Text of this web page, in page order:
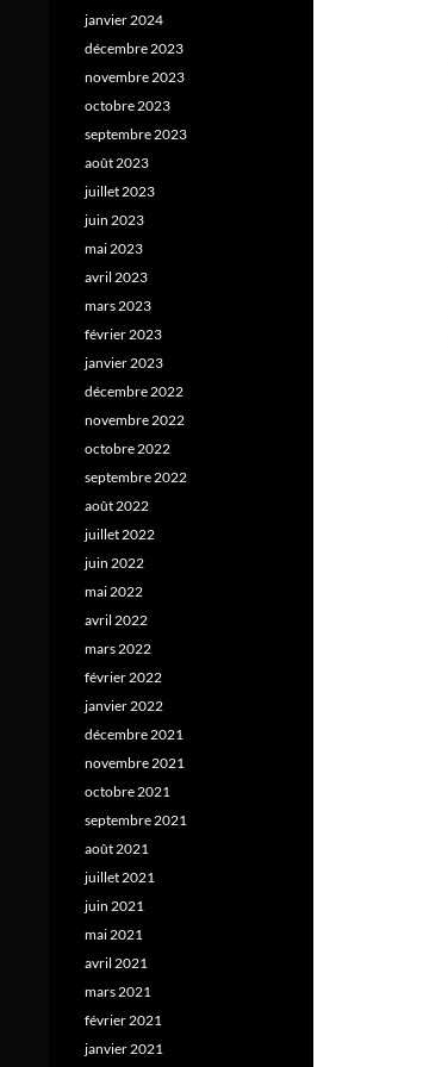
janvier 2024
décembre 2023
novembre 2023
octobre 2023
septembre 2023
août 2023
juillet 2023
juin 2023
mai 2023
avril 2023
mars 2023
février 2023
janvier 2023
décembre 2022
novembre 2022
octobre 2022
septembre 2022
août 2022
juillet 2022
juin 2022
mai 2022
avril 2022
mars 2022
février 2022
janvier 2022
décembre 2021
novembre 2021
octobre 2021
septembre 2021
août 2021
juillet 2021
juin 2021
mai 2021
avril 2021
mars 2021
février 2021
janvier 2021